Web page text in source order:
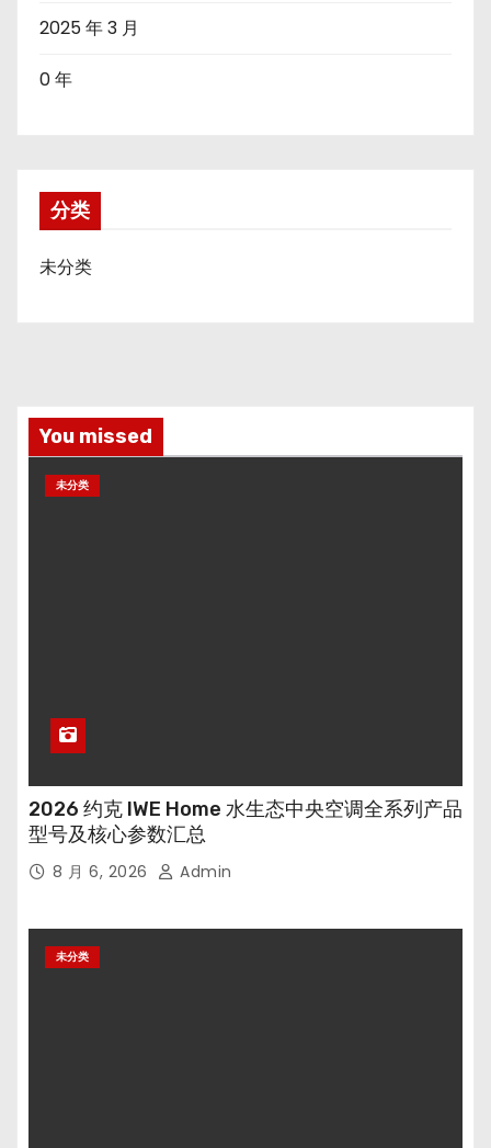
2025 年 3 月
0 年
分类
未分类
You missed
未分类
2026 约克 IWE Home 水生态中央空调全系列产品
型号及核心参数汇总
8 月 6, 2026 Admin
未分类